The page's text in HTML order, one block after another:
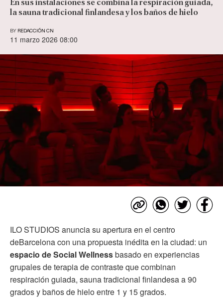
En sus instalaciones se combina la respiración guiada,
la sauna tradicional finlandesa y los baños de hielo
BY REDACCIÓN CN
11 marzo 2026 08:00
ILO STUDIOS anuncia su apertura en el centro
deBarcelona con una propuesta inédita en la ciudad: un
espacio de Social Wellnessbasado en experiencias
grupales de terapia de contraste que combinan
respiración guiada, sauna tradicional finlandesa a 90
grados y baños de hielo entre 1 y 15 grados.